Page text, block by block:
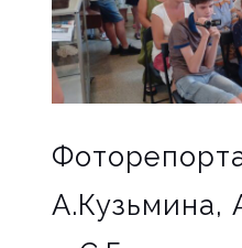
А.Кузьмина,